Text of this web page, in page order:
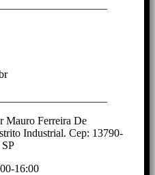
Mauro Ferreira De
Industrial. Cep: 13790-
16:00